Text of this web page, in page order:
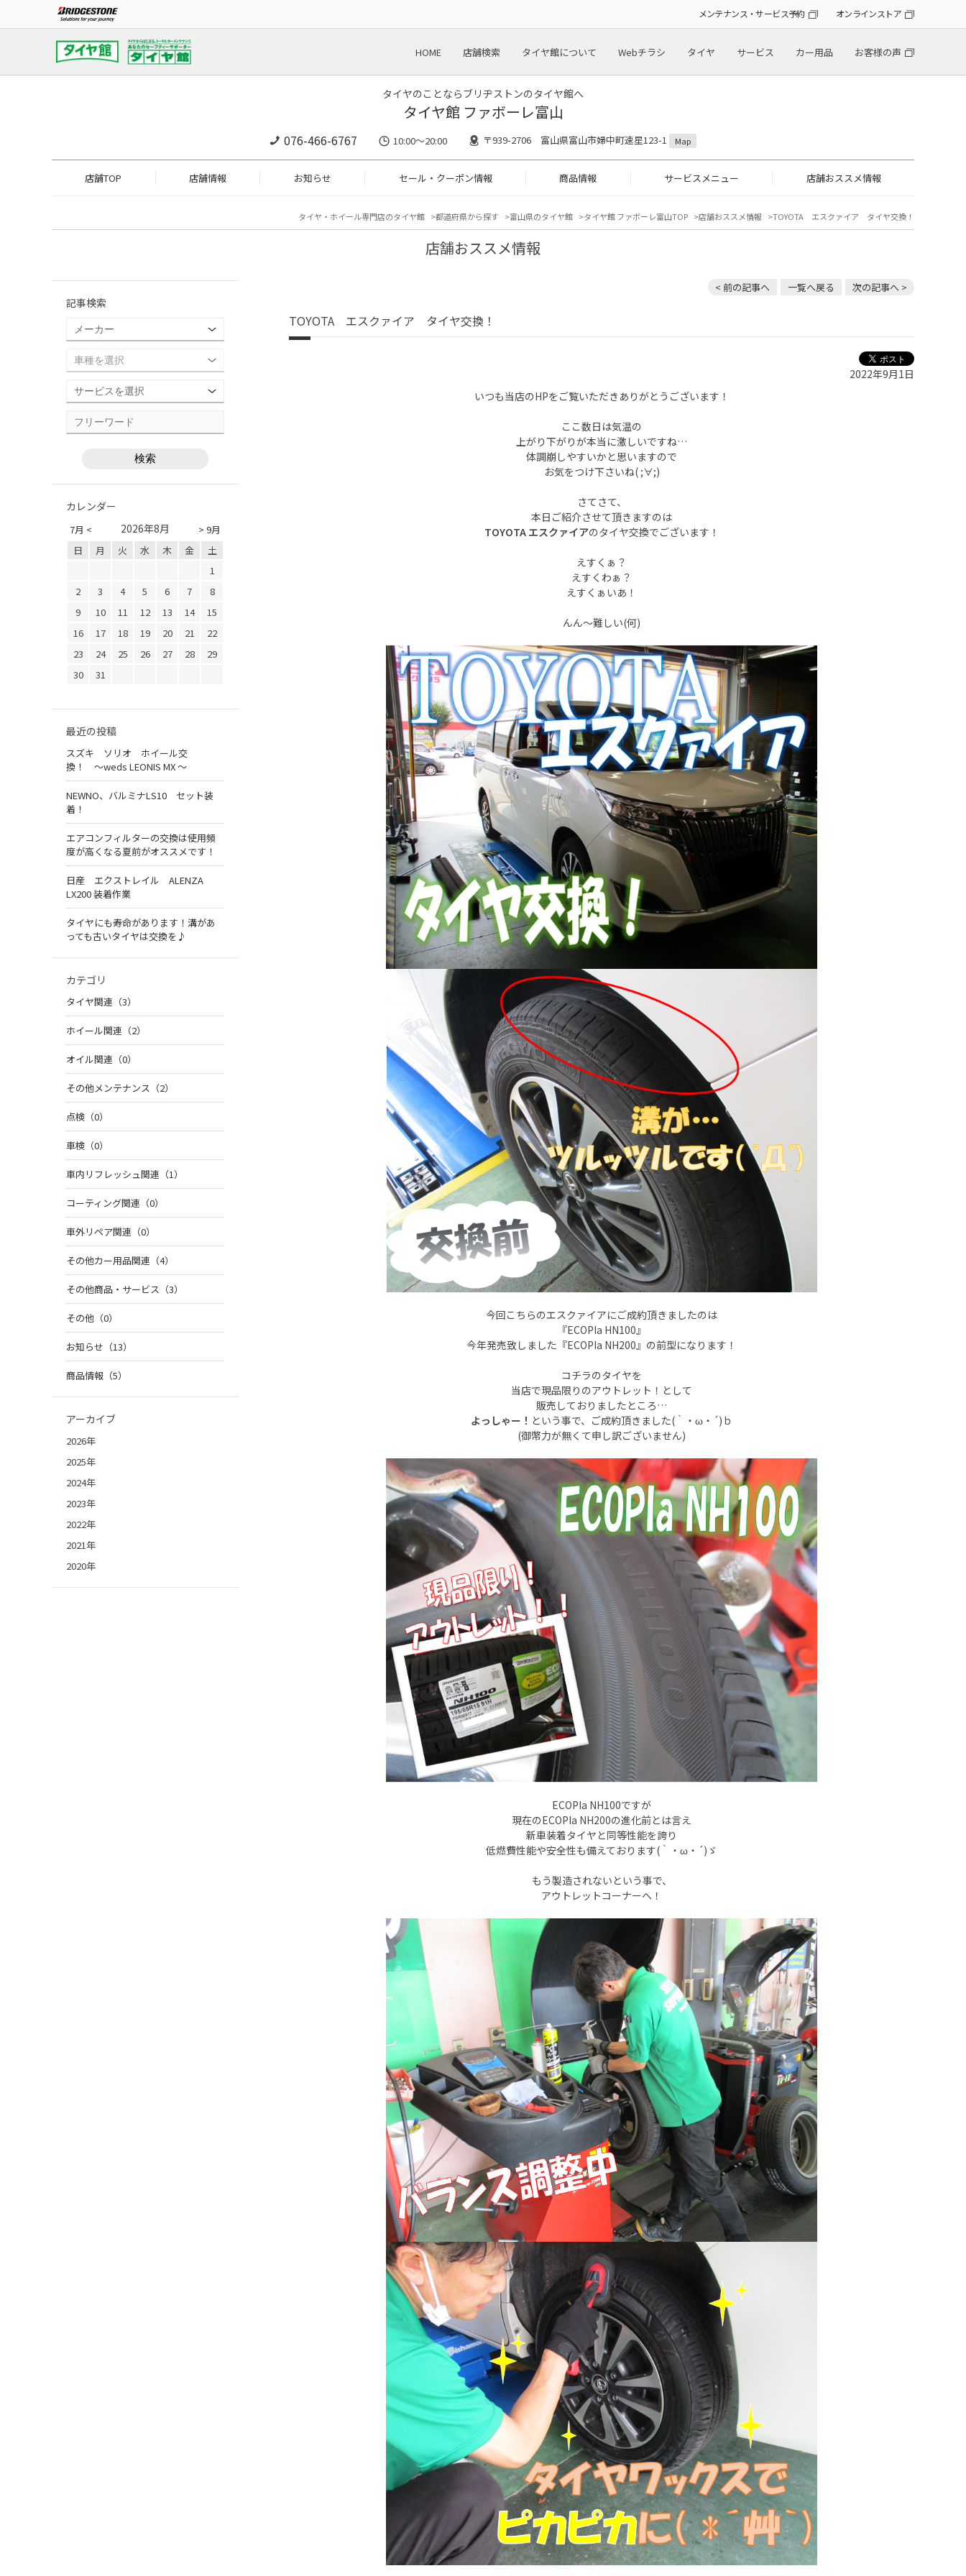
メンテナンス・サービス予約 オンラインストア
HOME 店舗検索 タイヤ館について Webチラシ タイヤ サービス カー用品 お客様の声
タイヤのことならブリヂストンのタイヤ館へ
タイヤ館 ファボーレ富山
076-466-6767 10:00～20:00 〒939-2706 富山県富山市婦中町速星123-1 Map
店舗TOP 店舗情報 お知らせ セール・クーポン情報 商品情報 サービスメニュー 店舗おススメ情報
タイヤ・ホイール専門店のタイヤ館 都道府県から探す 富山県のタイヤ館 タイヤ館 ファボーレ富山TOP 店舗おススメ情報 TOYOTA エスクァイア タイヤ交換！
店舗おススメ情報
< 前の記事へ 一覧へ戻る 次の記事へ >
TOYOTA エスクァイア タイヤ交換！
2022年9月1日
いつも当店のHPをご覧いただきありがとうございます！
ここ数日は気温の
上がり下がりが本当に激しいですね…
体調崩しやすいかと思いますので
お気をつけ下さいね( ;∀;)
さてさて、
本日ご紹介させて頂きますのは
TOYOTA エスクァイアのタイヤ交換でございます！
えすくぁ？
えすくわぁ？
えすくぁいあ！
んん～難しい(何)
今回こちらのエスクァイアにご成約頂きましたのは
『ECOPIa HN100』
今年発売致しました『ECOPIa NH200』の前型になります！
コチラのタイヤを
当店で現品限りのアウトレット！として
販売しておりましたところ…
よっしゃー！ という事で、ご成約頂きました(｀・ω・´)ｂ
(御幣力が無くて申し訳ございません)
ECOPIa NH100ですが
現在のECOPIa NH200の進化前とは言え
新車装着タイヤと同等性能を誇り
低燃費性能や安全性も備えております(｀・ω・´)ゞ
もう製造されないという事で、
アウトレットコーナーへ！
記事検索
カレンダー
7月 < > 9月
2026年8月
日 月 火 水 木 金
土
1
2
3 4 5 6 7
8
9
10 11 12 13 14
15
16
17 18 19 20 21
22
23
24 25 26 27 28
29
30
31
最近の投稿
スズキ ソリオ ホイール交
換！ 〜weds LEONIS MX 〜
NEWNO、バルミナLS10 セット装
着！
エアコンフィルターの交換は使用頻
度が高くなる夏前がオススメです！
日産 エクストレイル ALENZA
LX200 装着作業
タイヤにも寿命があります！溝があ
っても古いタイヤは交換を♪
カテゴリ
タイヤ関連（3）
ホイール関連（2）
オイル関連（0）
その他メンテナンス（2）
点検（0）
車検（0）
車内リフレッシュ関連（1）
コーティング関連（0）
車外リペア関連（0）
その他カー用品関連（4）
その他商品・サービス（3）
その他（0）
お知らせ（13）
商品情報（5）
アーカイブ
2026年
2025年
2024年
2023年
2022年
2021年
2020年